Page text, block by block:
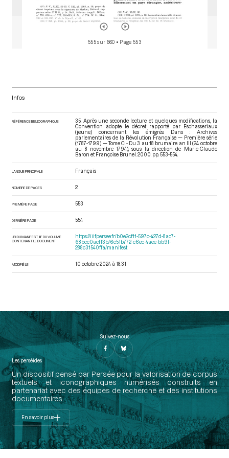
555 sur 660 • Page 553
Infos
RÉFÉRENCE BIBLIOGRAPHIQUE
35. Après une seconde lecture et quelques modifications, la
Convention adopte le décret rapporté par Eschasseriaux
(jeune) concernant les émigrés. Dans : Archives
parlementaires de la Révolution Française — Première série
(1787-1799) — Tome C - Du 3 au 18 brumaire an III (24 octobre
au 8 novembre 1794) , sous la direction de Marie-Claude
Baron et Françoise Brunel. 2000. pp. 553-554.
LANGUE PRINCIPALE Français
NOMBRE DE PAGES 2
PREMIÈRE PAGE 553
DERNIÈRE PAGE 554
URI DU MANIFEST IIIF DU VOLUME
CONTENANT LE DOCUMENT
https://iiif.persee.fr/b0e2cf11-597c-427d-8ac7-
68bcc0acf13b/6c51b772-c6ec-4aee-bb9f-
288c31540ffa/manifest
MODIFIÉ LE 10 octobre 2024 à 18:31
Suivez-nous
Les perséides
Un dispositif pensé par Persée pour la valorisation de corpus
textuels et iconographiques numérisés construits en
partenariat avec des équipes de recherche et des institutions
documentaires.
En savoir plus